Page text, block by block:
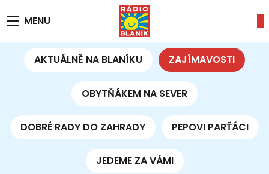
MENU
AKTUÁLNĚ NA BLANÍKU ZAJÍMAVOSTI
OBYTŇÁKEM NA SEVER
DOBRÉ RADY DO ZAHRADY PEPOVI PARŤÁCI
JEDEME ZA VÁMI